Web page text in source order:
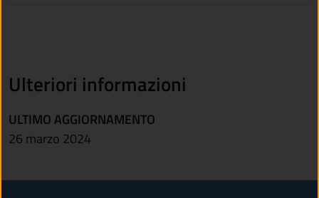
Ulteriori informazioni
ULTIMO AGGIORNAMENTO
26 marzo 2024